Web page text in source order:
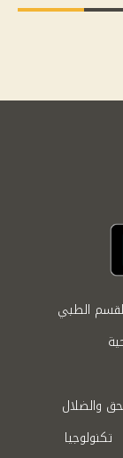
الطبي
والضلال
تكنولوجيا